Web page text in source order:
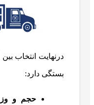
درنهایت انتخاب
بستگی دارد:
حجم و